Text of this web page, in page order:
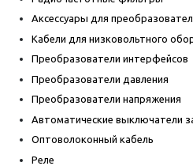
Аксессуары для
Кабели для низковольтного
Преобразователи интерфейсов
Преобразователи давления
Преобразователи напряжения
Автоматические выключатели
Оптоволоконный кабель
Реле